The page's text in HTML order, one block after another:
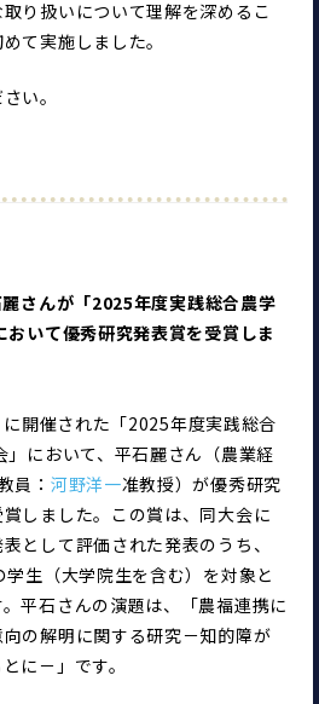
り扱いについて理解を深めるこ
て実施しました。
い。
さんが「2025年度実践総合農学
いて優秀研究発表賞を受賞しま
開催された「2025年度実践総合
」において、平石麗さん（農業経
員： 河野洋一准教授）が優秀研究
しました。この賞は、同大会に
として評価された発表のうち、
生（大学院生を含む）を対象と
平石さんの演題は、「農福連携に
の解明に関する研究－知的障が
に－」です。